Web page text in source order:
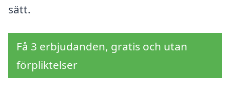
sätt.
Få 3 erbjudanden, gratis och utan
förpliktelser